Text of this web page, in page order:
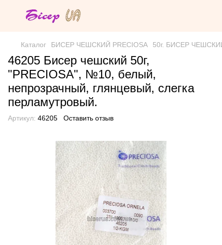
Каталог БИСЕР ЧЕШСКИЙ PRECIOSA 50г. БИСЕР ЧЕШСКИЙ
46205 Бисер чешский 50г,
"PRECIOSA", №10, белый,
непрозрачный, глянцевый, слегка
перламутровый.
Артикул: 46205 Оставить отзыв